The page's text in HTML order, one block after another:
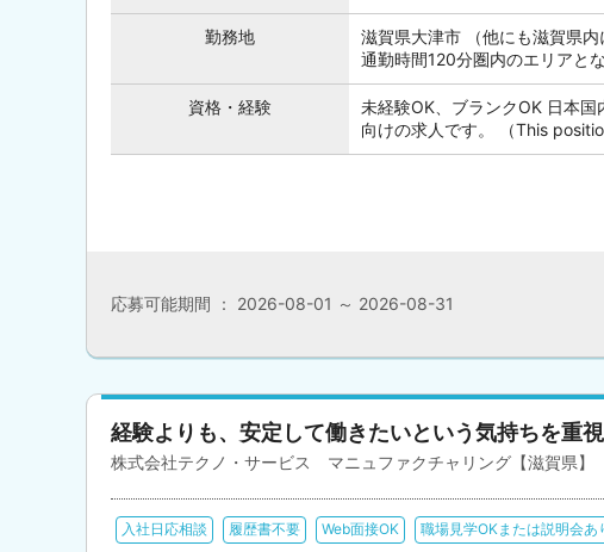
勤務地
滋賀県大津市 （他にも滋賀県
通勤時間120分圏内のエリアと
資格・経験
未経験OK、ブランクOK 日本
向けの求人です。 （This
応募可能期間 ： 2026-08-01 ～ 2026-08-31
経験よりも、安定して働きたいという気持ちを重
株式会社テクノ・サービス マニュファクチャリング【滋賀県】
入社日応相談 履歴書不要 Web面接OK 職場見学OKまたは説明会あ